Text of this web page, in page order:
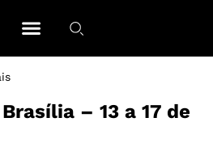
– 13 a 17 de